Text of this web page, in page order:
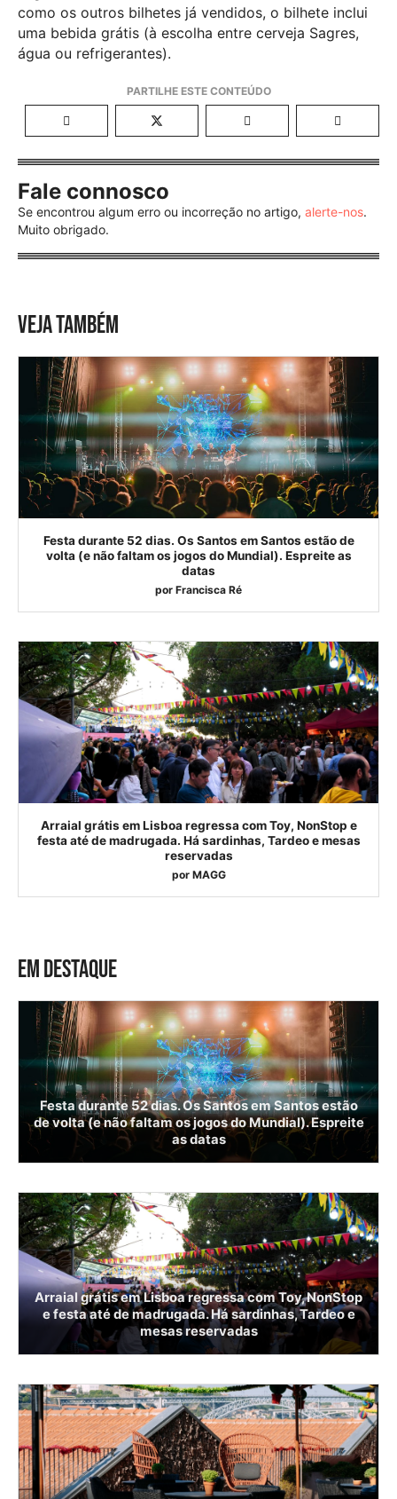
como os outros bilhetes já vendidos, o bilhete inclui
uma bebida grátis (à escolha entre cerveja Sagres,
água ou refrigerantes).
Fale connosco
Se encontrou algum erro ou incorreção no artigo, alerte-nos.
Muito obrigado.
VEJA TAMBÉM
Festa durante 52 dias. Os Santos em Santos estão de
volta (e não faltam os jogos do Mundial). Espreite as
datas
por Francisca Ré
Arraial grátis em Lisboa regressa com Toy, NonStop e
festa até de madrugada. Há sardinhas, Tardeo e mesas
reservadas
por MAGG
EM DESTAQUE
Festa durante 52 dias. Os Santos em Santos estão
de volta (e não faltam os jogos do Mundial). Espreite
as datas
Arraial grátis em Lisboa regressa com Toy, NonStop
e festa até de madrugada. Há sardinhas, Tardeo e
mesas reservadas